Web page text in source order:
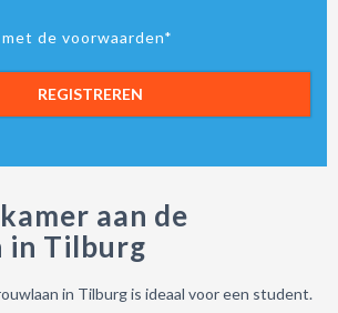
de voorwaarden*
REGISTREREN
aan de
in Tilburg
in Tilburg is ideaal voor een student.